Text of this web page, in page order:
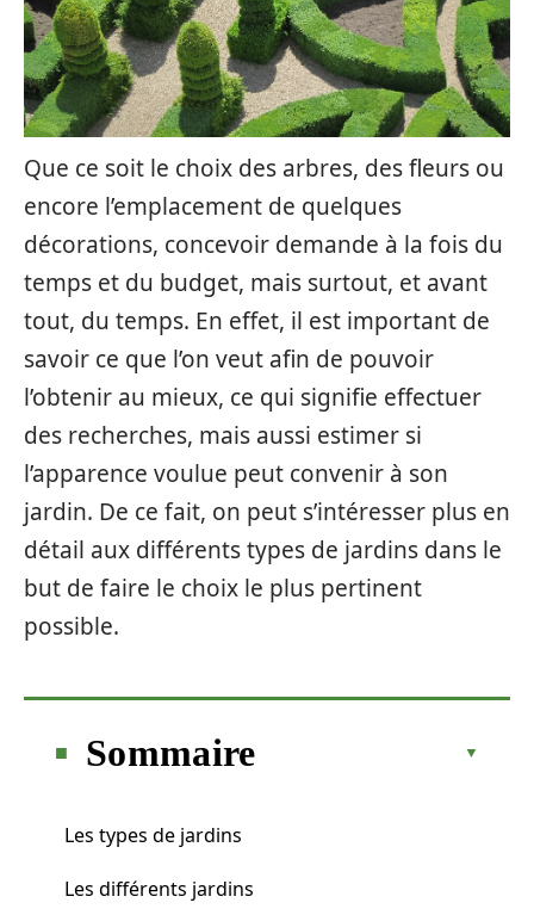
Que ce soit le choix des arbres, des fleurs ou
encore l’emplacement de quelques
décorations, concevoir demande à la fois du
temps et du budget, mais surtout, et avant
tout, du temps. En effet, il est important de
savoir ce que l’on veut afin de pouvoir
l’obtenir au mieux, ce qui signifie effectuer
des recherches, mais aussi estimer si
l’apparence voulue peut convenir à son
jardin. De ce fait, on peut s’intéresser plus en
détail aux différents types de jardins dans le
but de faire le choix le plus pertinent
possible.
Sommaire
Les types de jardins
Les différents jardins